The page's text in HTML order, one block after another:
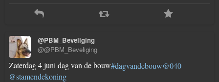
@PBM_Beveliging
@@PBM_Beveliging
Zaterdag 4 juni dag van de bouw#dagvandebouw@040
@stamendekoning